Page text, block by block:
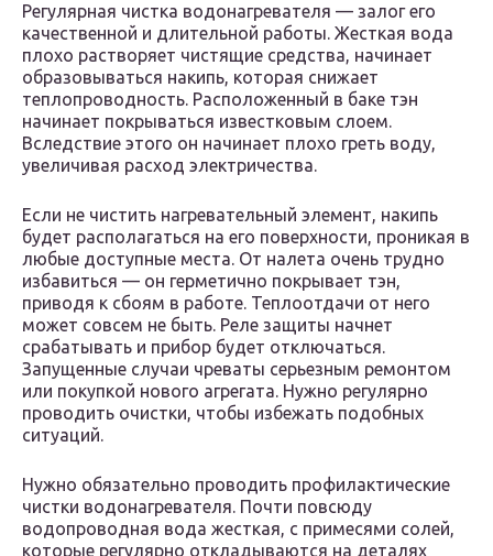
Регулярная чистка водонагревателя — залог его
качественной и длительной работы. Жесткая вода
плохо растворяет чистящие средства, начинает
образовываться накипь, которая снижает
теплопроводность. Расположенный в баке тэн
начинает покрываться известковым слоем.
Вследствие этого он начинает плохо греть воду,
увеличивая расход электричества.
Если не чистить нагревательный элемент, накипь
будет располагаться на его поверхности, проникая в
любые доступные места. От налета очень трудно
избавиться — он герметично покрывает тэн,
приводя к сбоям в работе. Теплоотдачи от него
может совсем не быть. Реле защиты начнет
срабатывать и прибор будет отключаться.
Запущенные случаи чреваты серьезным ремонтом
или покупкой нового агрегата. Нужно регулярно
проводить очистки, чтобы избежать подобных
ситуаций.
Нужно обязательно проводить профилактические
чистки водонагревателя. Почти повсюду
водопроводная вода жесткая, с примесями солей,
которые регулярно откладываются на деталях